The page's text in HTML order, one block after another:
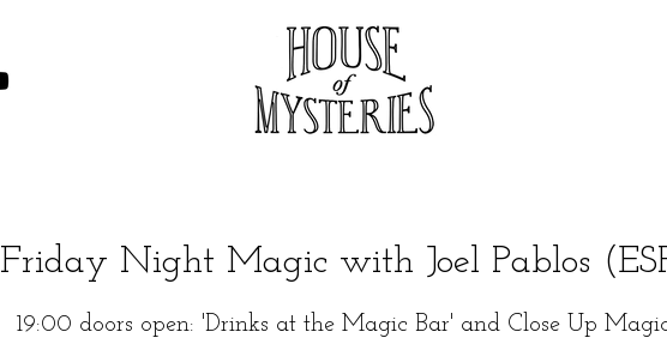
Friday Night Magic with Joel Pablos
19:00 doors open: 'Drinks at the Magic Bar' and Close Up